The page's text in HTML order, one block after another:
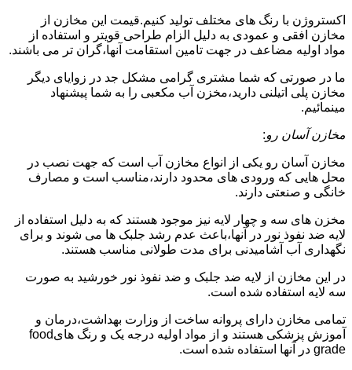
اکستروژن با رنگ های مختلف تولید کنیم.قیمت این مخازن از
مخازن افقی و عمودی به دلیل الزام طراحی قویتر و استفاده از
مواد اولیه مضاعف در جهت تامین استقامت آنها،گران تر می باشند.
ما در صورتی که شما مشتری گرامی مشکل جد در زوایای دیگر
مخازن پلی اتیلنی دارید،مخزن آب مکعبی را به شما پیشنهاد
مینمائیم.
مخازن آسان رو:
مخازن آسان رو یکی از انواع مخازن آب است که جهت نصب در
محل هایی که ورودی های محدود دارند،مناسب است و مصارف
خانگی و صنعتی دارند.
مخزن های سه و چهار لایه نیز موجود هستند که به دلیل استفاده از
لایه ضد نفوذ نور در آنها،باعث عدم رشد جلبک ها می شوند و برای
نگهداری آب آشامیدنی برای مدت طولانی مناسب هستند.
در این مخازن از لایه ضد جلبک و ضد نفوذ نور خورشید به صورت
سه لایه استفاده شده است.
تمامی مخازن دارای پروانه ساخت از وزارت بهداشت،درمان و
آموزش پزشکی هستند و از مواد اولیه درجه یک و رنگ هایfood
grade در آنها استفاده شده است.